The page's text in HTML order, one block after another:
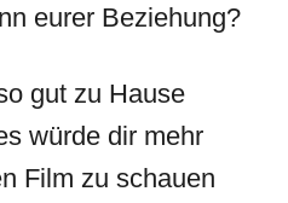
eurer Beziehung?
gut zu Hause
würde dir mehr
Film zu schauen